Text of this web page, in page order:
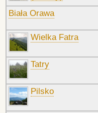
Biała Orawa
Wielka Fatra
Tatry
Pilsko